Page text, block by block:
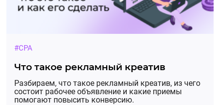
#CPA
Что такое рекламный креатив
Разбираем, что такое рекламный креатив, из чего
состоит рабочее объявление и какие приемы
помогают повысить конверсию.